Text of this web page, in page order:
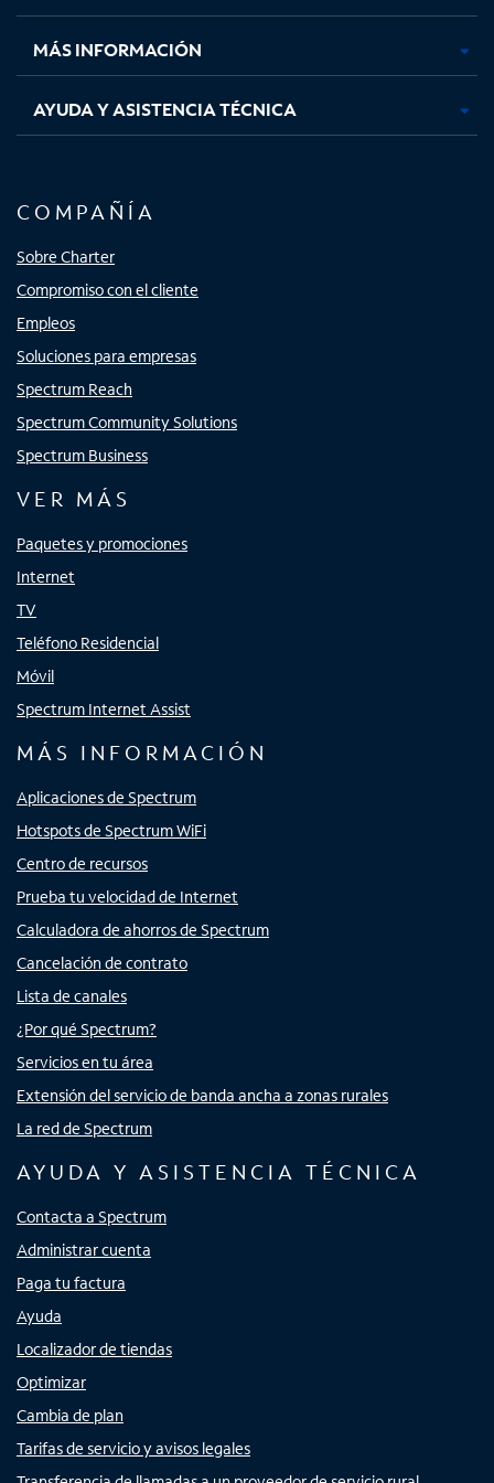
nuevanuevanuevanueva
MÁS INFORMACIÓN
AYUDA Y ASISTENCIA TÉCNICA
COMPAÑÍA
Sobre Charter
Compromiso con el cliente
Empleos
Soluciones para empresas
Spectrum Reach
Spectrum Community Solutions
Spectrum Business
VER MÁS
Paquetes y promociones
Internet
TV
Teléfono Residencial
Móvil
Spectrum Internet Assist
MÁS INFORMACIÓN
Aplicaciones de Spectrum
Hotspots de Spectrum WiFi
Centro de recursos
Prueba tu velocidad de Internet
Calculadora de ahorros de Spectrum
Cancelación de contrato
Lista de canales
¿Por qué Spectrum?
Servicios en tu área
Extensión del servicio de banda ancha a zonas rurales
La red de Spectrum
AYUDA Y ASISTENCIA TÉCNICA
Contacta a Spectrum
Administrar cuenta
Paga tu factura
Ayuda
Localizador de tiendas
Optimizar
Cambia de plan
Tarifas de servicio y avisos legales